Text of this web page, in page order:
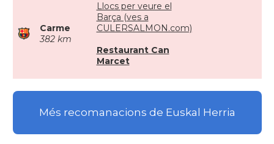
Carme
382 km
Llocs per veure el
Barça (ves a
CULERSALMON.com)
Restaurant Can
Marcet
Més recomanacions de Euskal Herria